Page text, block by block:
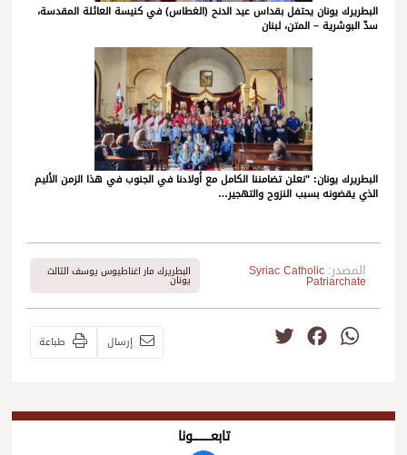
البطريرك يونان يحتفل بقداس عيد الدنح (الغطاس) في كنيسة العائلة المقدسة،
سدّ البوشرية – المتن، لبنان
البطريرك يونان: "نعلن تضامننا الكامل مع أولادنا في الجنوب في هذا الزمن الأليم
الذي يقضونه بسبب النزوح والتهجير…
المصدر: Syriac Catholic
Patriarchate
البطريرك مار اغناطيوس يوسف الثالث
يونان
WhatsApp
Facebook إرسال طباعة
تابعــــــــــونا